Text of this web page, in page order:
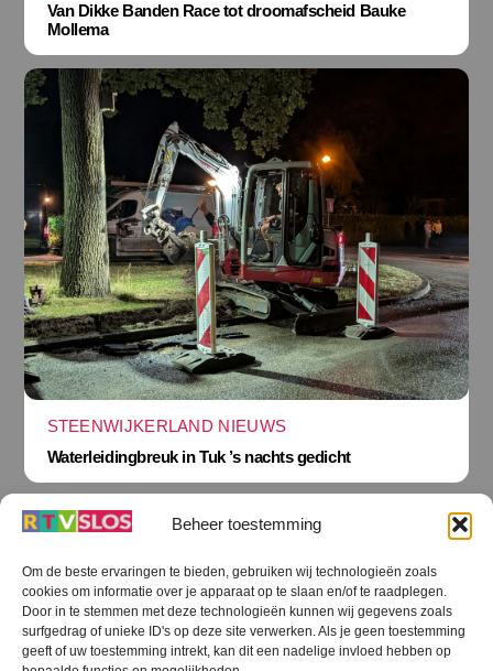
Beheer toestemming
Om de beste ervaringen te bieden, gebruiken wij technologieën zoals
cookies om informatie over je apparaat op te slaan en/of te raadplegen.
Door in te stemmen met deze technologieën kunnen wij gegevens zoals
surfgedrag of unieke ID's op deze site verwerken. Als je geen toestemming
geeft of uw toestemming intrekt, kan dit een nadelige invloed hebben op
Van Dikke Banden Race tot droomafscheid Bauke
Mollema
STEENWIJKERLAND NIEUWS
Waterleidingbreuk in Tuk ’s nachts gedicht
Terug
naar
boven